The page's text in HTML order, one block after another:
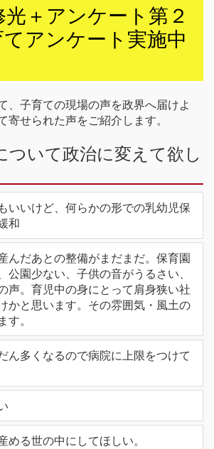
＋アンケート第２
アンケート実施中
、子育ての現場の声を政界へ届けよ
寄せられた声をご紹介します。
ついて政治に変えて欲し
いいけど、何らかの形での乳幼児保
和
んだあとの整備がまだまだ。保育園
公園少ない、子供の音がうるさい、
声。育児中の身にとって肩身狭い社
かと思います。その雰囲気・風土の
。
ん多くなるので病院に上限をつけて
める世の中にしてほしい。